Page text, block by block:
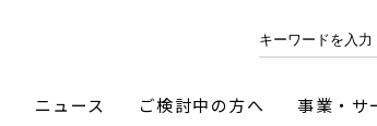
ニュース ご検討中の方へ 事業・サ